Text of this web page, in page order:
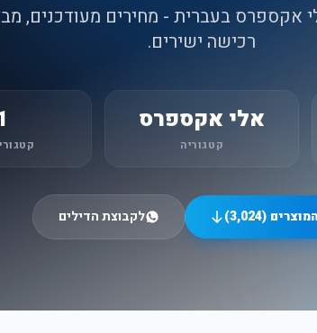
אקספרס בעברית - מחירים מעודכנים,
רכישה ישירים.
אלי אקספרס
קטגוריה
(3,024) לקבוצת הדילים